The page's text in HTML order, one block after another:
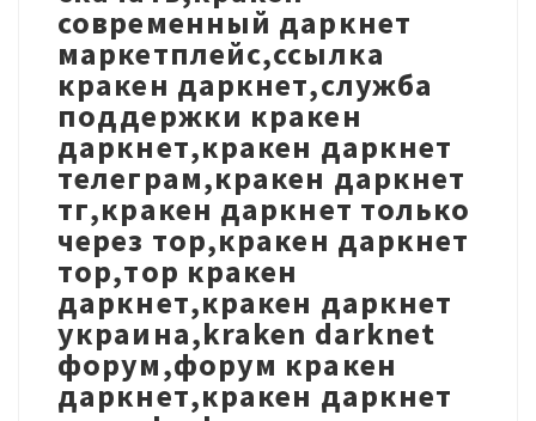
современный даркнет
маркетплейс,ссылка
кракен даркнет,служба
поддержки кракен
даркнет,кракен даркнет
телеграм,кракен даркнет
тг,кракен даркнет только
через тор,кракен даркнет
тор,тор кракен
даркнет,кракен даркнет
украина,kraken darknet
форум,форум кракен
даркнет,кракен даркнет